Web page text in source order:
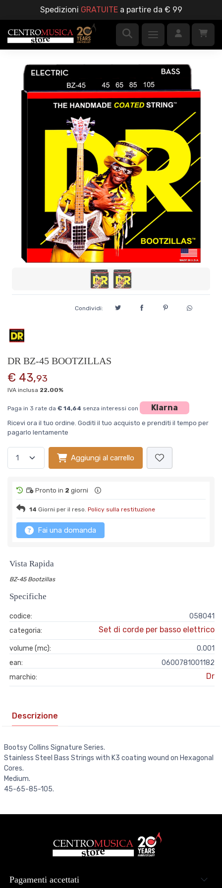
Spedizioni GRATUITEa partire da € 99
Condividi:
DR BZ-45 BOOTZILLAS
€ 43,93
IVA inclusa 22.00%
Paga in 3 rate da € 14,64 senza interessi con Klarna
Ricevi ora il tuo ordine. Goditi il tuo acquisto e prenditi il tempo per
pagarlo lentamente
Aggiungi al carrello
Pronto in 2 giorni
14 Giorni per il reso. Policy sulla restituzione
Fai una domanda
Vista Rapida
BZ-45 Bootzillas
Specifiche
codice:
058041
categoria:
Set di corde per basso elettrico
volume (mc):
0.001
ean:
0600781001182
marchio:
Dr
Descrizione
Bootsy Collins Signature Series.
Stainless Steel Bass Strings with K3 coating wound on Hexagonal
Cores.
Medium.
45-65-85-105.
Pagamenti accettati